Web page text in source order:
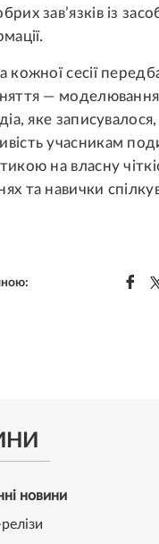
зав’язків із
кожної сесії
— моделювання
яке
учасникам
на власну
та навички
новини